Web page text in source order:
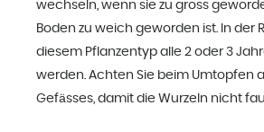
wechseln, wenn sie zu gross
Boden zu weich geworden ist. In der
diesem Pflanzentyp alle 2 oder 3
werden. Achten Sie beim Umtopfen
Gefässes, damit die Wurzeln nicht